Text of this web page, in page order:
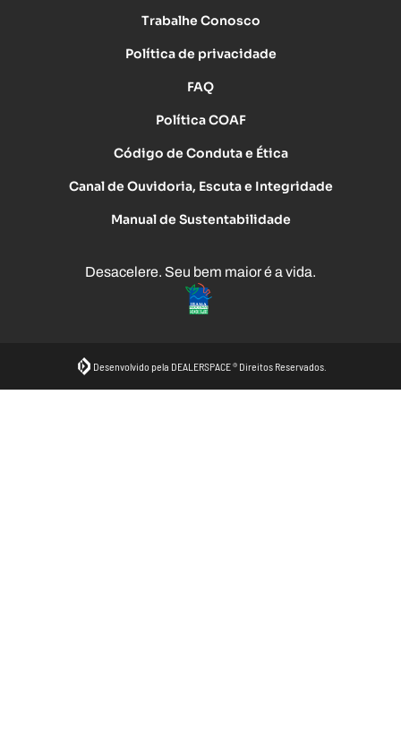
Trabalhe Conosco
Política de privacidade
FAQ
Política COAF
Código de Conduta e Ética
Canal de Ouvidoria, Escuta e Integridade
Manual de Sustentabilidade
Desacelere. Seu bem maior é a vida.
Desenvolvido pela DEALERSPACE ® Direitos Reservados.